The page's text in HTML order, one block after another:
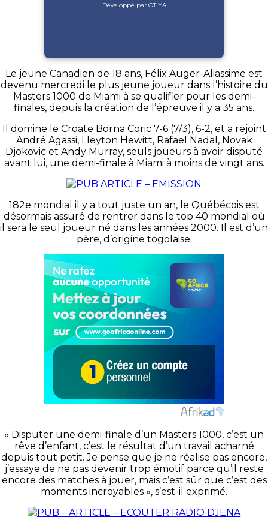
Développé par OTIYA
Le jeune Canadien de 18 ans, Félix Auger-Aliassime est
devenu mercredi le plus jeune joueur dans l’histoire du
Masters 1000 de Miami à se qualifier pour les demi-
finales, depuis la création de l’épreuve il y a 35 ans.
Il domine le Croate Borna Coric 7-6 (7/3), 6-2, et a rejoint
André Agassi, Lleyton Hewitt, Rafael Nadal, Novak
Djokovic et Andy Murray, seuls joueurs à avoir disputé
avant lui, une demi-finale à Miami à moins de vingt ans.
182e mondial il y a tout juste un an, le Québécois est
désormais assuré de rentrer dans le top 40 mondial où
il sera le seul joueur né dans les années 2000. Il est d’un
père, d’origine togolaise.
« Disputer une demi-finale d’un Masters 1000, c’est un
rêve d’enfant, c’est le résultat d’un travail acharné
depuis tout petit. Je pense que je ne réalise pas encore,
j’essaye de ne pas devenir trop émotif parce qu’il reste
encore des matches à jouer, mais c’est sûr que c’est des
moments incroyables », s’est-il exprimé.